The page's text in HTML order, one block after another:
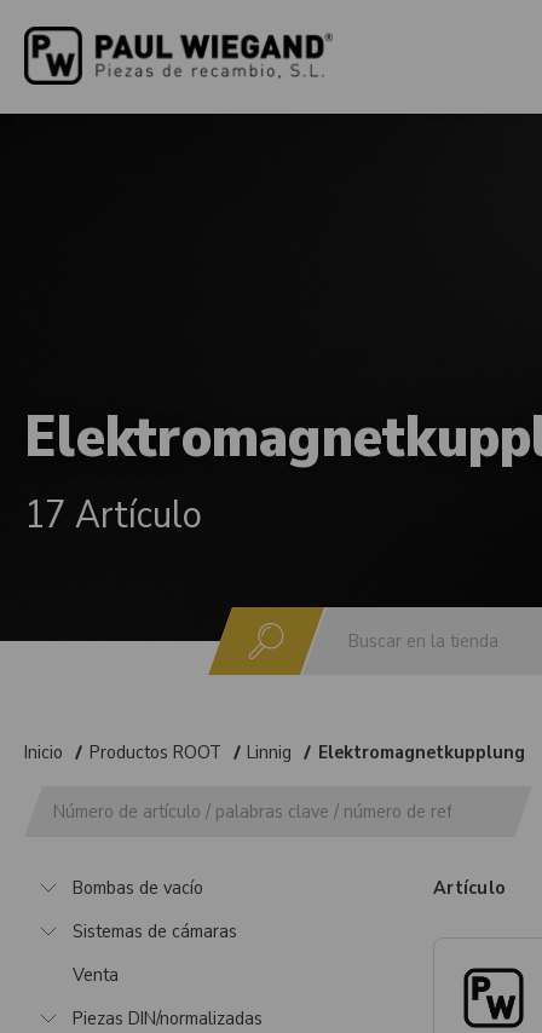
17 Artículo
Inicio Productos ROOT Linnig Elektromagnetkupplung
Bombas de vacío
Sistemas de cámaras
Venta
Piezas DIN/normalizadas
Artículo